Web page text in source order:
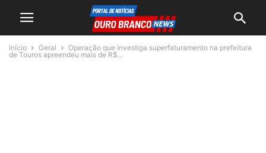
Início Geral
Operação que investiga superfaturamento na prefeitura
de Touros apreendeu mais de R$...